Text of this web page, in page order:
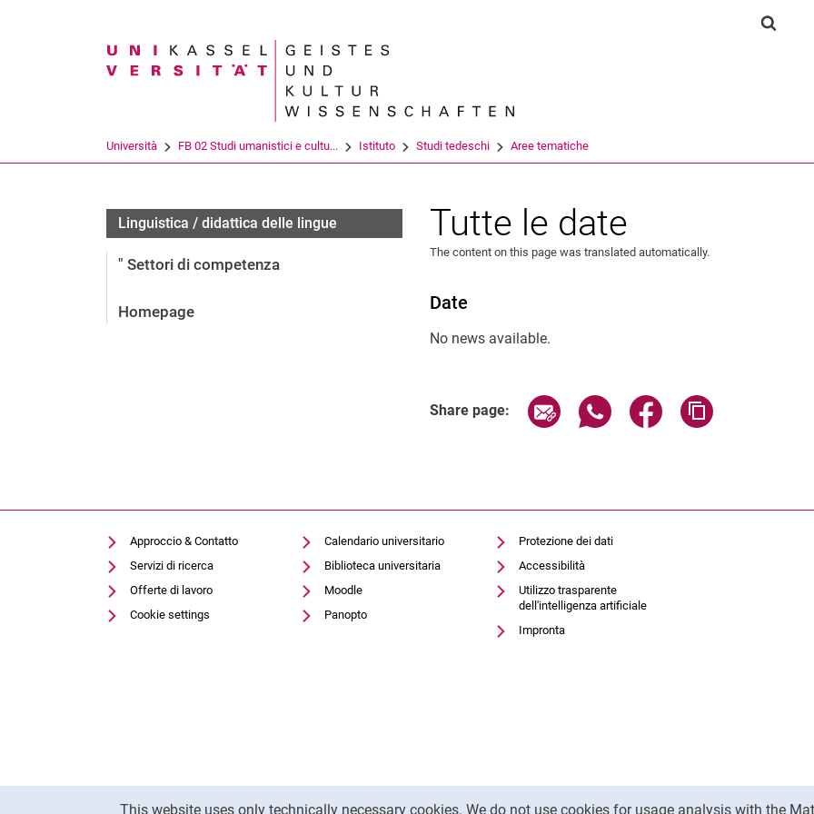
Jump directly to: content
Jump directly to: search
Jump directly to: main
This website uses only technically necessary cookies. We do not use cookies for usage analysis with the
Search term
Università FB 02 Studi umanistici e cultu... Istituto Studi tedeschi Aree tematiche
Infothek
Linguistica / didattica delle lingue
" Settori di competenza
Homepage
Tutte le date
The content on this page was translated automatically.
Date
No news available.
Share page: Share page via email
Share page via WhatsApp
Share page via
Approccio & Contatto
Servizi di ricerca
Offerte di lavoro
Cookie settings
Calendario universitario
Biblioteca universitaria
Moodle
Panopto
Protezione dei dati
Accessibilità
Utilizzo trasparente
dell'intelligenza artificiale
Impronta